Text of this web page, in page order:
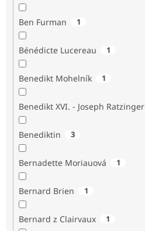
Ben Furman 1
Bénédicte Lucereau 1
Benedikt Mohelník 1
Benedikt XVI. - Joseph Ratzinger
Benediktin 3
Bernadette Moriauová 1
Bernard Brien 1
Bernard z Clairvaux 1